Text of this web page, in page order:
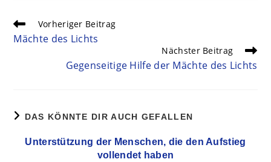
Vorheriger Beitrag
Mächte des Lichts
Nächster Beitrag
Gegenseitige Hilfe der Mächte des Lichts
DAS KÖNNTE DIR AUCH GEFALLEN
Unterstützung der Menschen, die den Aufstieg
vollendet haben